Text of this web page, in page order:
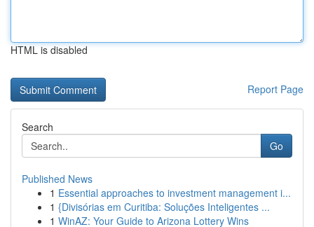
HTML is disabled
Report Page
Search
Go
Published News
1 Essential approaches to investment management i...
1 {Divisórias em Curitiba: Soluções Inteligentes ...
1 WinAZ: Your Guide to Arizona Lottery Wins